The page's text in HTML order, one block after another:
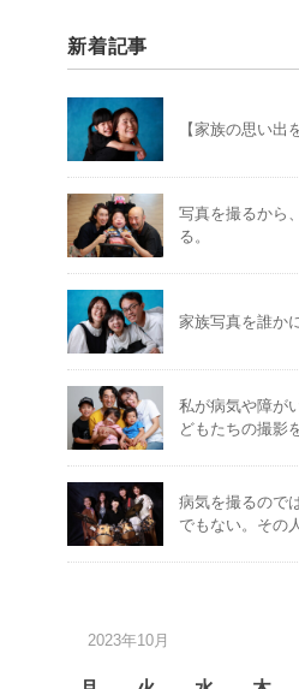
新着記事
【家族の思い出
写真を撮るから
る。
家族写真を誰か
私が病気や障が
どもたちの撮影
病気を撮るので
でもない。その
2023年10月